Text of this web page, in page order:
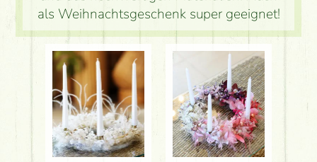
als Weihnachtsgeschenk super geeignet!